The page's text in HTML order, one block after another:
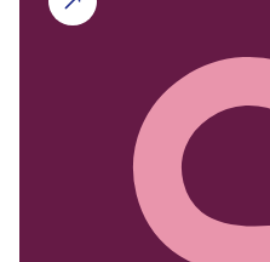
onderwijs.